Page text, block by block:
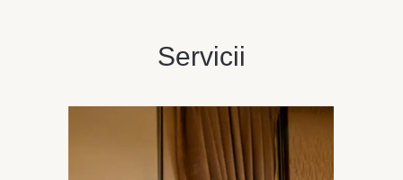
Servicii